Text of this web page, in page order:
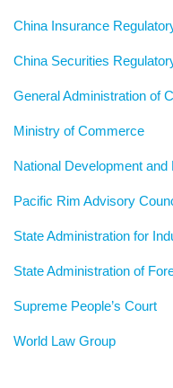
China Insurance
China Securities
General Administration of
Ministry of Commerce
National Development
Pacific Rim Advisory
State Administration for
State Administration of
Supreme People’s Court
World Law Group